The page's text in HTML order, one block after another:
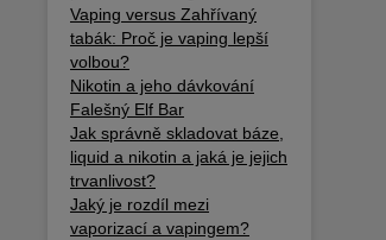
Vaping versus Zahřívaný
tabák: Proč je vaping lepší
volbou?
Nikotin a jeho dávkování
Falešný Elf Bar
Jak správně skladovat báze,
liquid a nikotin a jaká je jejich
trvanlivost?
Jaký je rozdíl mezi
vaporizací a vapingem?